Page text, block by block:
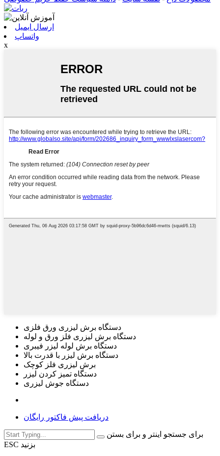
ارسال ایمیل
واتساپ
x
دستگاه برش لیزری ورق فلزی
دستگاه برش لیزری فلز ورق و لوله
دستگاه برش لوله لیزر فیبری
دستگاه برش لیزر با قدرت بالا
برش لیزری فلز کوچک
دستگاه تمیز کردن لیزر
دستگاه جوش لیزری
دریافت پیش فاکتور رایگان
برای جستجو اینتر و برای بستن
ESC بزنید